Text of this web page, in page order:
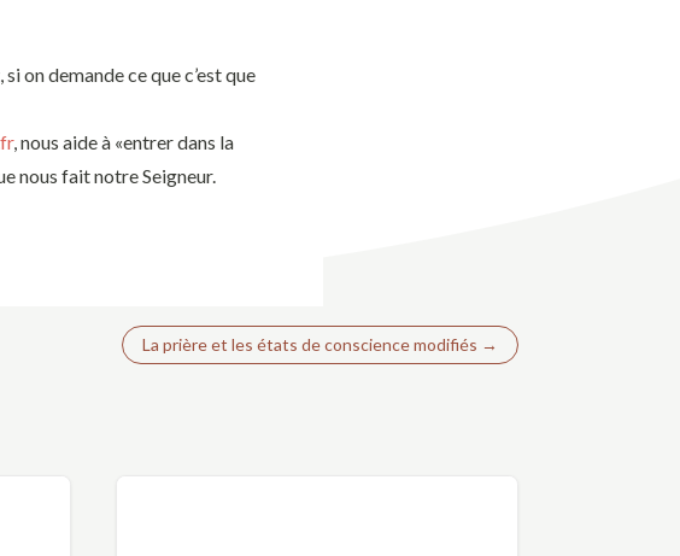
on demande ce que c’est que
, nous aide à «entrer dans la
nous fait notre Seigneur.
La prière et les états de conscience modifiés →